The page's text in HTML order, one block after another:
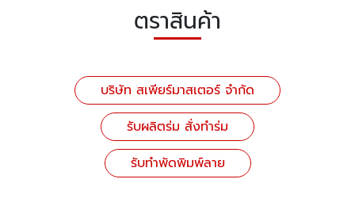
ตราสินค้า
บริษัท สเพียร์มาสเตอร์ จำกัด
รับผลิตร่ม สั่งทำร่ม
รับทำพัดพิมพ์ลาย